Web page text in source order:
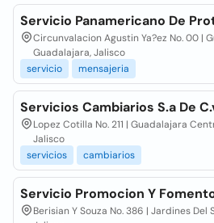
Servicio Panamericano De
Circunvalacion Agustin Ya?ez No. 00 |
Guadalajara, Jalisco
servicio
mensajeria
Servicios Cambiarios S.a De
Lopez Cotilla No. 211 | Guadalajara
Jalisco
servicios
cambiarios
Servicio Promocion Y
Berisian Y Souza No. 386 | Jardines